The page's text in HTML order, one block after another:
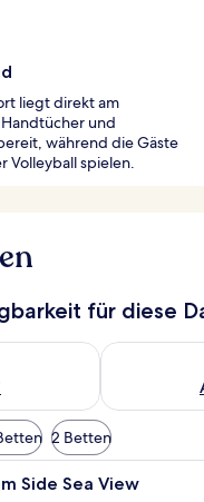
liegt direkt am
und
während die Gäste
Volleyball spielen.
für diese
für heute Nacht, Aug.
Überprüfe
2 Betten
Ein Hotelzimmer mit Bett,
Side Sea View